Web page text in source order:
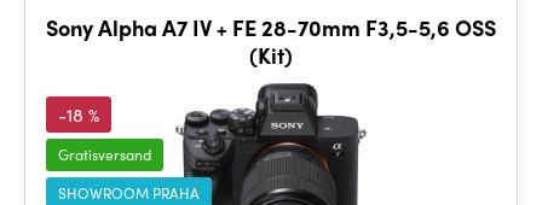
Sony Alpha A7 IV + FE 28-70mm F3,5-5,6 OSS
(Kit)
-18 %
Gratisversand
SHOWROOM PRAHA